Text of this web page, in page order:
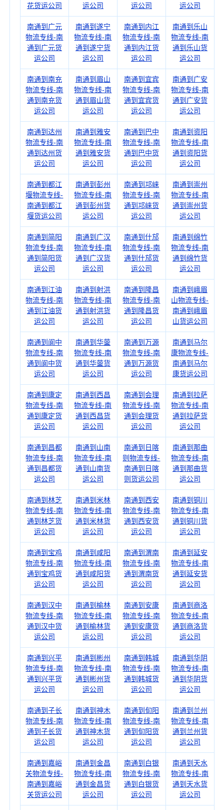
花货运公司
运公司
运公司
运公司
南通到广元
物流专线-南
通到广元货
运公司
南通到遂宁
物流专线-南
通到遂宁货
运公司
南通到内江
物流专线-南
通到内江货
运公司
南通到乐山
物流专线-南
通到乐山货
运公司
南通到南充
物流专线-南
通到南充货
运公司
南通到眉山
物流专线-南
通到眉山货
运公司
南通到宜宾
物流专线-南
通到宜宾货
运公司
南通到广安
物流专线-南
通到广安货
运公司
南通到达州
物流专线-南
通到达州货
运公司
南通到雅安
物流专线-南
通到雅安货
运公司
南通到巴中
物流专线-南
通到巴中货
运公司
南通到资阳
物流专线-南
通到资阳货
运公司
南通到都江
堰物流专线-
南通到都江
堰货运公司
南通到彭州
物流专线-南
通到彭州货
运公司
南通到邛崃
物流专线-南
通到邛崃货
运公司
南通到崇州
物流专线-南
通到崇州货
运公司
南通到简阳
物流专线-南
通到简阳货
运公司
南通到广汉
物流专线-南
通到广汉货
运公司
南通到什邡
物流专线-南
通到什邡货
运公司
南通到绵竹
物流专线-南
通到绵竹货
运公司
南通到江油
物流专线-南
通到江油货
运公司
南通到射洪
物流专线-南
通到射洪货
运公司
南通到隆昌
物流专线-南
通到隆昌货
运公司
南通到峨眉
山物流专线-
南通到峨眉
山货运公司
南通到阆中
物流专线-南
通到阆中货
运公司
南通到华蓥
物流专线-南
通到华蓥货
运公司
南通到万源
物流专线-南
通到万源货
运公司
南通到马尔
康物流专线-
南通到马尔
康货运公司
南通到康定
物流专线-南
通到康定货
运公司
南通到西昌
物流专线-南
通到西昌货
运公司
南通到会理
物流专线-南
通到会理货
运公司
南通到拉萨
物流专线-南
通到拉萨货
运公司
南通到昌都
物流专线-南
通到昌都货
运公司
南通到山南
物流专线-南
通到山南货
运公司
南通到日喀
则物流专线-
南通到日喀
则货运公司
南通到那曲
物流专线-南
通到那曲货
运公司
南通到林芝
物流专线-南
通到林芝货
运公司
南通到米林
物流专线-南
通到米林货
运公司
南通到西安
物流专线-南
通到西安货
运公司
南通到铜川
物流专线-南
通到铜川货
运公司
南通到宝鸡
物流专线-南
通到宝鸡货
运公司
南通到咸阳
物流专线-南
通到咸阳货
运公司
南通到渭南
物流专线-南
通到渭南货
运公司
南通到延安
物流专线-南
通到延安货
运公司
南通到汉中
物流专线-南
通到汉中货
运公司
南通到榆林
物流专线-南
通到榆林货
运公司
南通到安康
物流专线-南
通到安康货
运公司
南通到商洛
物流专线-南
通到商洛货
运公司
南通到兴平
物流专线-南
通到兴平货
运公司
南通到彬州
物流专线-南
通到彬州货
运公司
南通到韩城
物流专线-南
通到韩城货
运公司
南通到华阴
物流专线-南
通到华阴货
运公司
南通到子长
物流专线-南
通到子长货
运公司
南通到神木
物流专线-南
通到神木货
运公司
南通到旬阳
物流专线-南
通到旬阳货
运公司
南通到兰州
物流专线-南
通到兰州货
运公司
南通到嘉峪
关物流专线-
南通到嘉峪
关货运公司
南通到金昌
物流专线-南
通到金昌货
运公司
南通到白银
物流专线-南
通到白银货
运公司
南通到天水
物流专线-南
通到天水货
运公司